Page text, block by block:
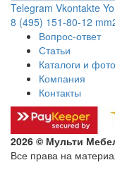
Telegram Vkontakte
8 (495) 151-80-12
Вопрос-ответ
Статьи
Каталоги и фото
Компания
Контакты
2026 © Мульти
Все права на